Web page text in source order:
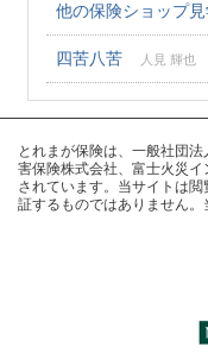
他の保険ショップ
四苦八苦 人見 輝也
とれまが保険は、一般社団
害保険株式会社、富士火災
されています。当サイトは
証するものではありません